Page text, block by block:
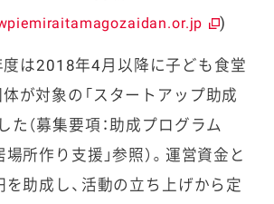
)
は2018年4月以降に子ども食堂
が対象の「スタートアップ助成
た（募集要項：助成プログラム
所作り支援」参照）。運営資金と
を助成し、活動の立ち上げから定